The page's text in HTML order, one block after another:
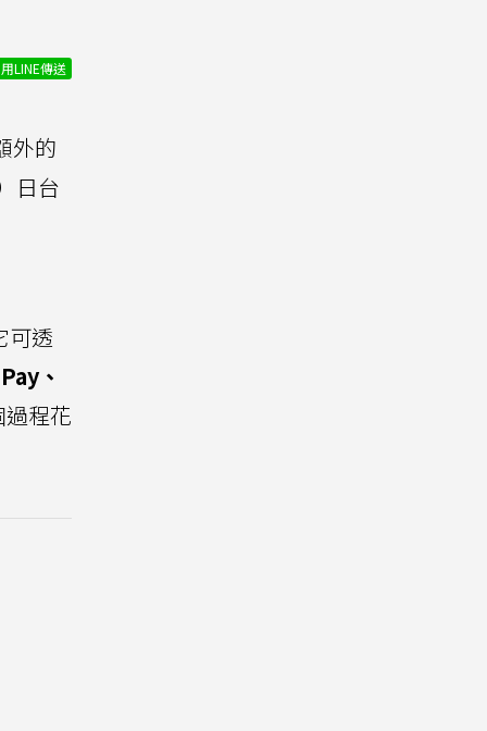
用LINE傳送
外的
日台
可透
、
程花